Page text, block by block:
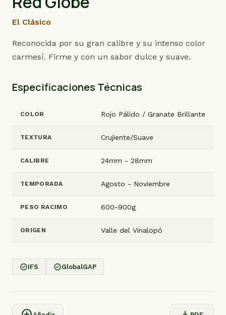
El Clásico
Reconocida por su gran calibre y su intenso color
carmesí. Firme y con un sabor dulce y suave.
Especificaciones Técnicas
COLOR Rojo Pálido / Granate Brillante
TEXTURA Crujiente/Suave
CALIBRE 24mm - 28mm
TEMPORADA Agosto - Noviembre
PESO RACIMO 600-900g
ORIGEN Valle del Vinalopó
verifiedIFS verifiedGlobalGAP